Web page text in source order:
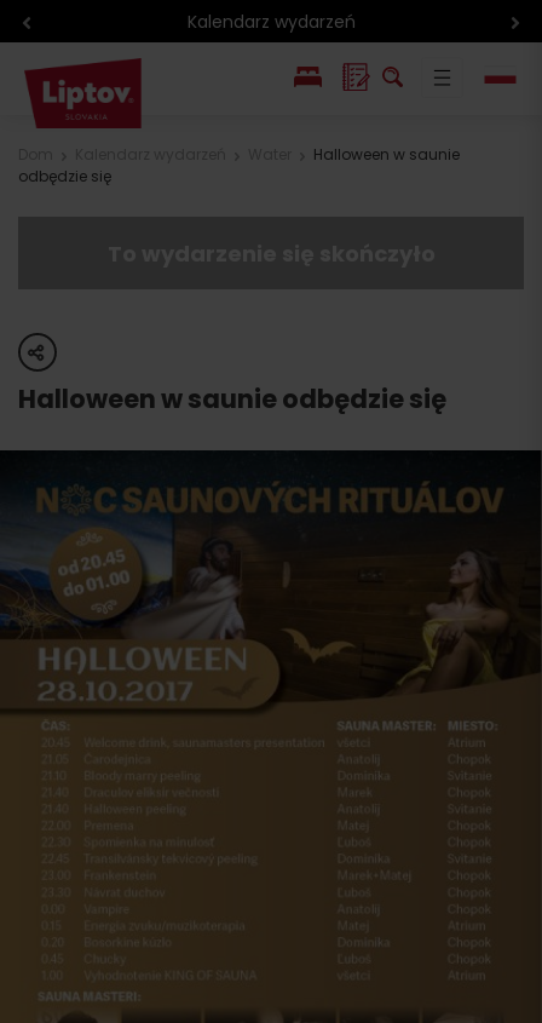
Kalendarz wydarzeń
Halloween w saunie
odbędzie się
share
Halloween w saunie odbędzie się